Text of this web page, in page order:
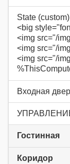
State (custom)
<big
<img src="/
<img src="/
<img src="/
Входная
Гостинная
Коридор